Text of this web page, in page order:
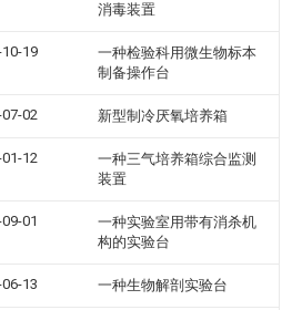
消毒装置
19
一种检验科用微生物标本
制备操作台
02 新型制冷厌氧培养箱
12
一种三气培养箱综合监测
装置
01
一种实验室用带有消杀机
构的实验台
13 一种生物解剖实验台